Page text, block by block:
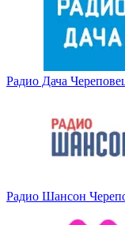
Радио Дача
Радио Шансон